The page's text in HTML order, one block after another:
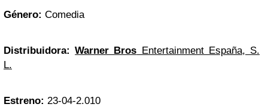
Género: Comedia
Distribuidora: Warner Bros Entertainment España, S.
L.
Estreno: 23-04-2.010